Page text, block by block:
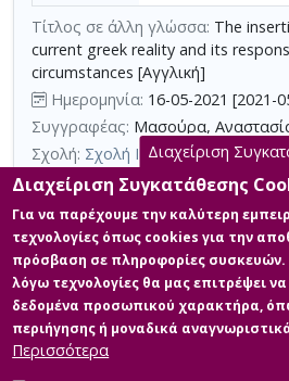
αποτελεσμάτων
με
τη
χρήση
επιπλέον
κριτηρίων
αναζήτησης
Τίτλος σε άλλη γλώσσα: The
current greek reality and its
circumstances [Αγγλική]
Ημερομηνία: 16-05-2021 [2021-
Συγγραφέας: Μασούρα,
Σχολή: Σχολή Κοινωνικών
Τμήμα: Τραπεζική (ΤΡΑ)
Περίληψη (Abstract):
Η παρούσα
πραγματεύεται τις ψηφιακές αλλαγές
τον βαθμό επιρροής και διείσδυσής
του μέσου Έλληνα με την πάροδο του
οικονομικών συναλλαγών αλλάζει
προσαρμόζεται στη ραγδαία εξέλιξη
ανθρώπινες ανάγκες. Από τη στιγμή
στη ζωή μας, τα ...
Διαχείριση
Διαχείριση Συγκατάθεσης
Για να παρέχουμε την καλύτερη
τεχνολογίες όπως cookies για την
πρόσβαση σε πληροφορίες συσκευών.
λόγω τεχνολογίες θα μας επιτρέψει
δεδομένα προσωπικού χαρακτήρα,
περιήγησης ή μοναδικά
Περισσότερα